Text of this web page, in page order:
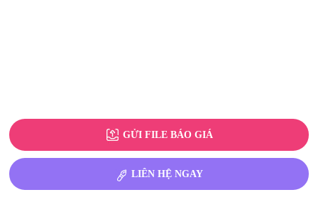
GỬI FILE BÁO GIÁ
LIÊN HỆ NGAY